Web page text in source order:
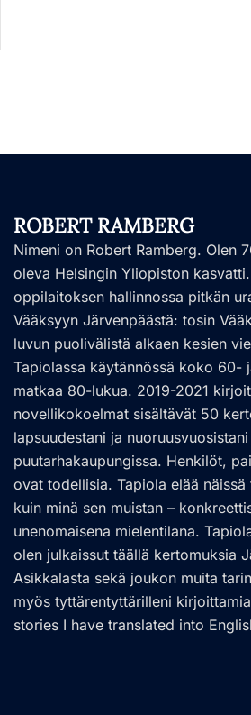
ROBERT RAMBERG
Nimeni on Robert Ramberg. Olen
oleva Helsingin Yliopiston
oppilaitoksen hallinnossa pitkän
Vääksyyn Järvenpäästä: tosin
luvun puolivälistä alkaen kesien
Tapiolassa käytännössä koko 60-
matkaa 80-lukua. 2019-2021
novellikokoelmat sisältävät 50
lapsuudestani ja
puutarhakaupungissa. Henkilöt,
ovat todellisia. Tapiola elää näissä
kuin minä sen muistan –
unenomaisena mielentilana.
olen julkaissut täällä kertomuksia
Asikkalasta sekä joukon muita
myös tyttärentyttärilleni
stories I have translated into